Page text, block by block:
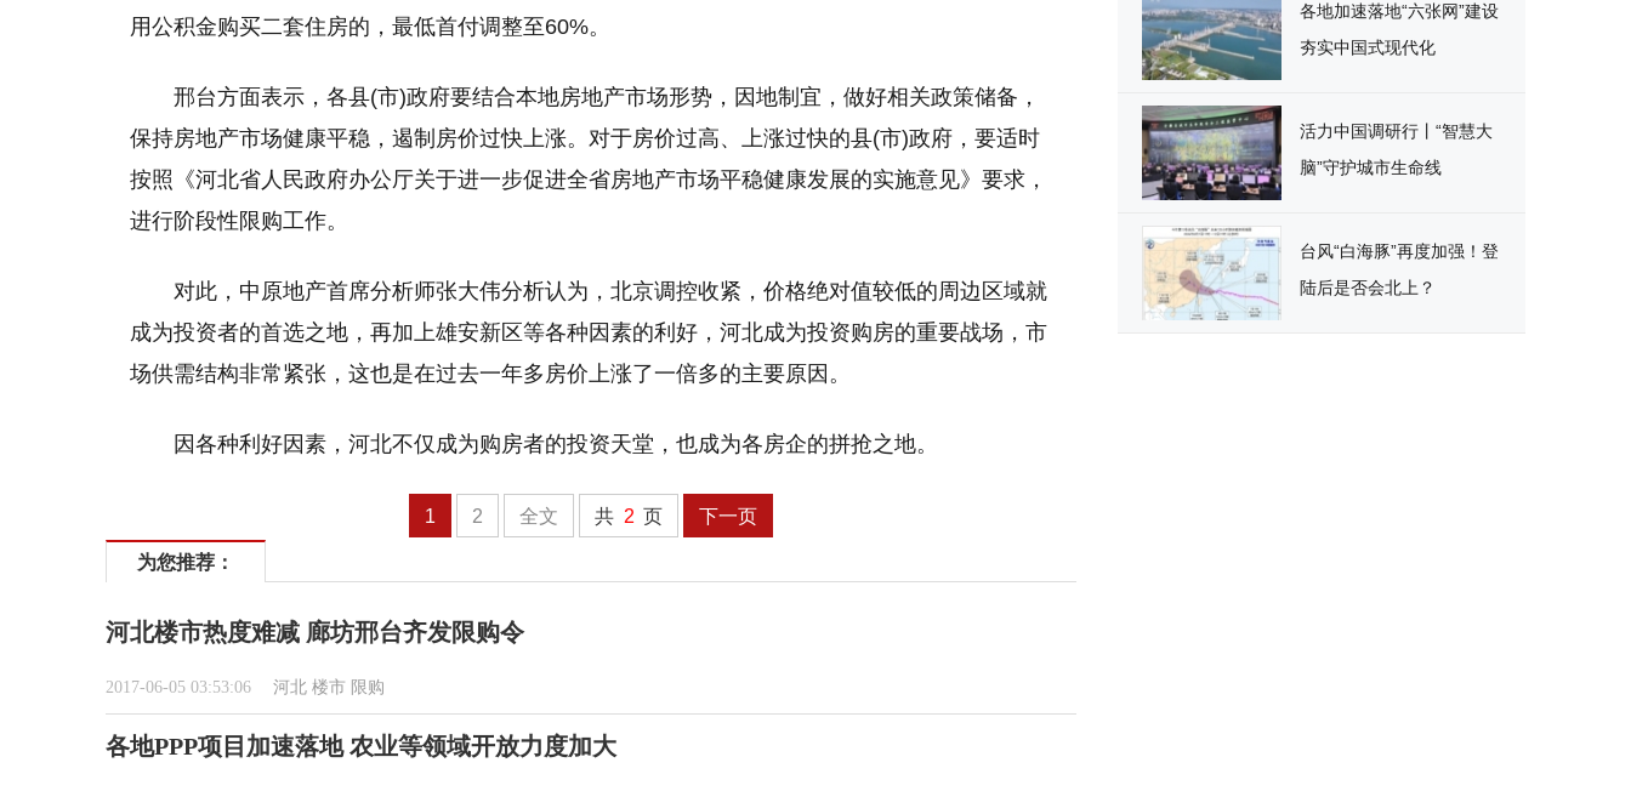
用公积金购买二套住房的，最低首付调整至60%。
邢台方面表示，各县(市)政府要结合本地房地产市场形势，因地制宜，做好相关政策储备，
保持房地产市场健康平稳，遏制房价过快上涨。对于房价过高、上涨过快的县(市)政府，要适时
按照《河北省人民政府办公厅关于进一步促进全省房地产市场平稳健康发展的实施意见》要求，
进行阶段性限购工作。
对此，中原地产首席分析师张大伟分析认为，北京调控收紧，价格绝对值较低的周边区域就
成为投资者的首选之地，再加上雄安新区等各种因素的利好，河北成为投资购房的重要战场，市
场供需结构非常紧张，这也是在过去一年多房价上涨了一倍多的主要原因。
因各种利好因素，河北不仅成为购房者的投资天堂，也成为各房企的拼抢之地。
1 2 全文 共 2 页 下一页
为您推荐：
河北楼市热度难减 廊坊邢台齐发限购令
2017-06-05 03:53:06 河北 楼市 限购
各地PPP项目加速落地 农业等领域开放力度加大
各地加速落地“六张网”建设
夯实中国式现代化
活力中国调研行丨“智慧大
脑”守护城市生命线
台风“白海豚”再度加强！登
陆后是否会北上？